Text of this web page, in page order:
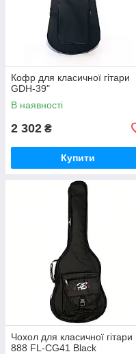
Кофр для класичної гітари
GDH-39"
В наявності
2 302 ₴
Купити
Чохол для класичної гітари
888 FL-CG41 Black